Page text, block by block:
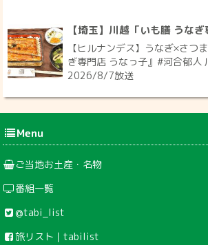
【埼玉】川越「いも膳 うなぎ
【ヒルナンデス】うなぎ×さつ
ぎ専門店 うなっ子』#河合郁人
2026/8/7放送
Menu
ご当地お土産・名物
番組一覧
@tabi_list
旅リスト｜tabilist